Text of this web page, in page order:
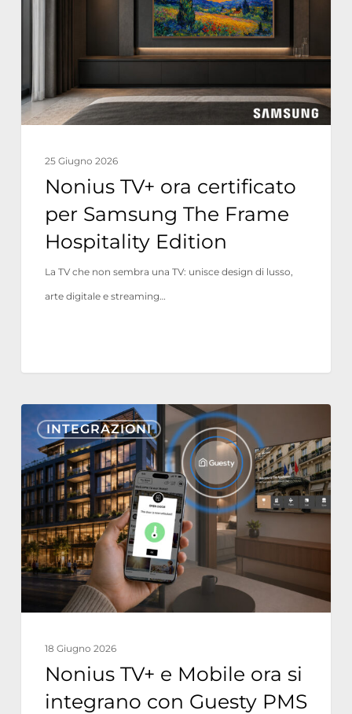
The
Frame
Hospitality
25 Giugno 2026
Nonius TV+ ora certificato
per Samsung The Frame
Hospitality Edition
La TV che non sembra una TV: unisce design di lusso,
arte digitale e streaming…
INTEGRAZIONI
Nonius
TV+
e
Mobile
ora
si
integrano
Guesty
18 Giugno 2026
Nonius TV+ e Mobile ora si
integrano con Guesty PMS